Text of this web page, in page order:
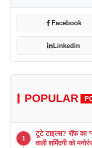
Facebook
Linkedin
POPULAR
1
टूटे टाइल्स? रॉफ का
वाली शर्मिंदगी को